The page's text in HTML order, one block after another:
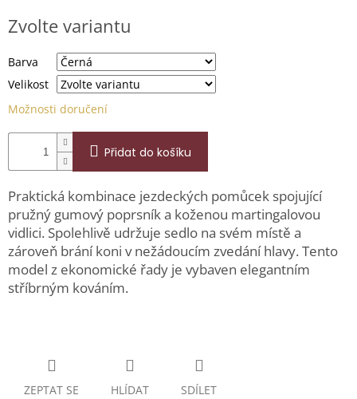
cena:
Zvolte variantu
Barva
Velikost
Možnosti doručení
Přidat do košíku
Praktická kombinace jezdeckých pomůcek spojující
pružný gumový poprsník a koženou martingalovou
vidlici. Spolehlivě udržuje sedlo na svém místě a
zároveň brání koni v nežádoucím zvedání hlavy. Tento
model z ekonomické řady je vybaven elegantním
stříbrným kováním.
ZEPTAT SE HLÍDAT SDÍLET